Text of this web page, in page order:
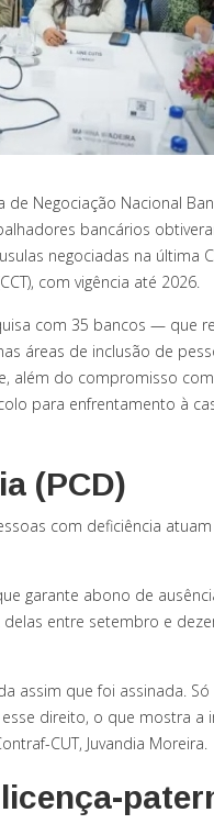
Negociação Nacional
bancários
negociadas na última
com vigência até 2026.
com 35 bancos — que
áreas de inclusão de
além do compromisso
para enfrentamento à
(PCD)
com deficiência
garante abono de
entre setembro e
assim que foi assinada.
direito, o que mostra a
CUT, Juvandia Moreira.